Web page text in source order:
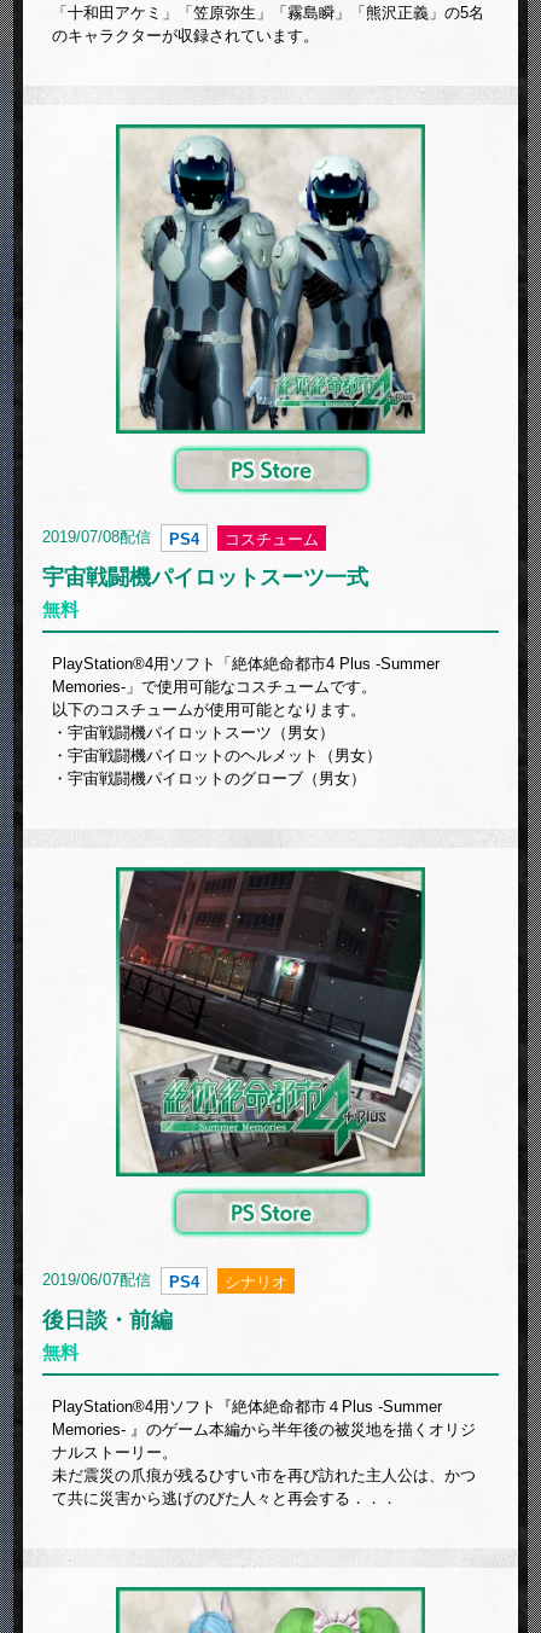
「十和田アケミ」「笠原弥生」「霧島瞬」「熊沢正義」の5名
のキャラクターが収録されています。
2019/07/08配信 PS4 コスチューム
宇宙戦闘機パイロットスーツ一式
無料
PlayStation®4用ソフト「絶体絶命都市4 Plus -Summer
Memories-」で使用可能なコスチュームです。
以下のコスチュームが使用可能となります。
・宇宙戦闘機パイロットスーツ（男女）
・宇宙戦闘機パイロットのヘルメット（男女）
・宇宙戦闘機パイロットのグローブ（男女）
2019/06/07配信 PS4 シナリオ
後日談・前編
無料
PlayStation®4用ソフト『絶体絶命都市４Plus -Summer
Memories- 』のゲーム本編から半年後の被災地を描くオリジ
ナルストーリー。
未だ震災の爪痕が残るひすい市を再び訪れた主人公は、かつ
て共に災害から逃げのびた人々と再会する．．．